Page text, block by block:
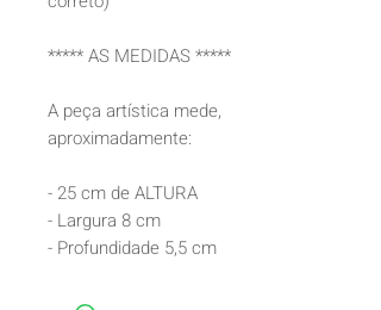
***** AS MEDIDAS *****
A peça artística mede,
aproximadamente:
- 25 cm de ALTURA
- Largura 8 cm
- Profundidade 5,5 cm